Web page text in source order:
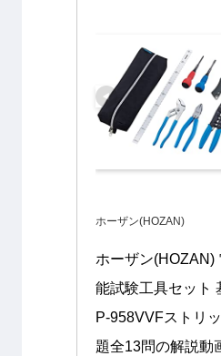
ホーザン(HOZAN)
ホーザン(HOZAN)
能試験工具セット
P-958VVFストリ
題全13問の解説動